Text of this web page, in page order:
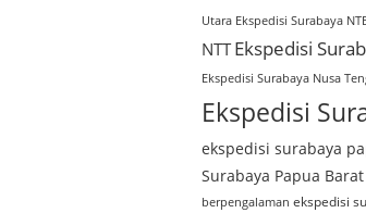
Utara Ekspedisi Surabaya
NTT Ekspedisi
Ekspedisi Surabaya Nusa
Ekspedisi
ekspedisi surabaya
Surabaya Papua Barat
berpengalaman ekspedisi